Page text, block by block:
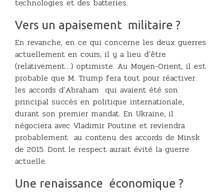
technologies et des batteries.
Vers un apaisement militaire ?
En revanche, en ce qui concerne les deux guerres
actuellement en cours, il y a lieu d’être
(relativement…) optimiste. Au Moyen-Orient, il est
probable que M. Trump fera tout pour réactiver
les accords d’Abraham qui avaient été son
principal succès en politique internationale,
durant son premier mandat. En Ukraine, il
négociera avec Vladimir Poutine et reviendra
probablement au contenu des accords de Minsk
de 2015. Dont le respect aurait évité la guerre
actuelle.
Une renaissance économique ?